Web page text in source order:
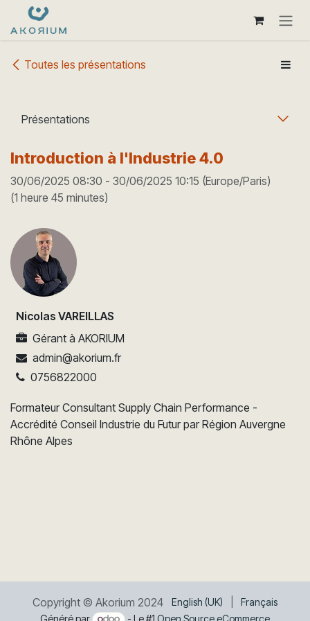
Se rendre au contenu
Toutes les présentations
Présentations
Introduction à l'Industrie 4.0
30/06/2025 08:30 - 30/06/2025 10:15 (Europe/Paris)
(1 heure 45 minutes)
Nicolas VAREILLAS
Gérant à AKORIUM
admin@akorium.fr
0756822000
Formateur Consultant Supply Chain Performance -
Accrédité Conseil Industrie du Futur par Région Auvergne
Rhône Alpes
Copyright © Akorium 2024 English (UK)
Français
Généré par
- Le #1Open Source eCommerce